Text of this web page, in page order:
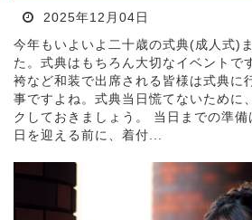
2025年12月04日
今年もいよいよ二十歳の式典(成人式)
た。式典はもちろん大切なイベントで
袴など和装で出席される皆様は式典に
事ですよね。式典当日慌てないために
クしておきましょう。 当日までの準
日を迎える前に、着付...